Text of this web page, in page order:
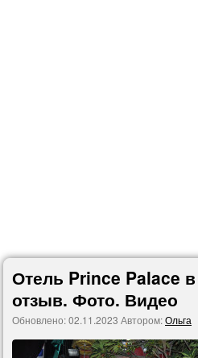
Отель Prince Palace
отзыв. Фото. Видео
Обновлено:02.11.2023 Автором:Ольга